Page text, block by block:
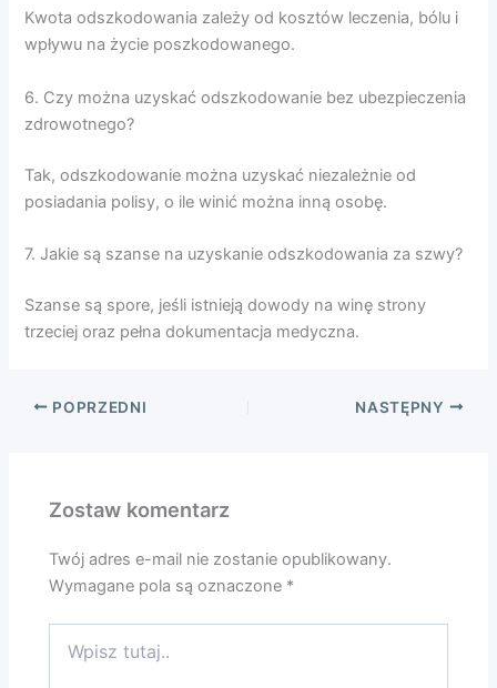
Kwota odszkodowania zależy od kosztów leczenia, bólu i
wpływu na życie poszkodowanego.
6. Czy można uzyskać odszkodowanie bez ubezpieczenia
zdrowotnego?
Tak, odszkodowanie można uzyskać niezależnie od
posiadania polisy, o ile winić można inną osobę.
7. Jakie są szanse na uzyskanie odszkodowania za szwy?
Szanse są spore, jeśli istnieją dowody na winę strony
trzeciej oraz pełna dokumentacja medyczna.
POPRZEDNI NASTĘPNY
Zostaw komentarz
Twój adres e-mail nie zostanie opublikowany.
Wymagane pola są oznaczone *
tutaj..